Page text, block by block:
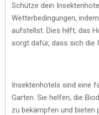
Schütze dein
Wetterbedingungen,
aufstellst. Dies hilft, das
sorgt dafür, dass sich die
Insektenhotels sind eine
Garten. Sie helfen, die
zu bekämpfen und bieten